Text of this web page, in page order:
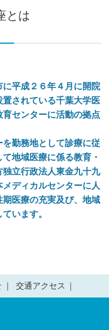
とは
平成２６年４月に開院
されている千葉大学医
センターに活動の拠点
勤務地として診療に従
地域医療に係る教育・
立行政法人東金九十九
ディカルセンターに人
医療の充実及び、地域
います。
交通アクセス